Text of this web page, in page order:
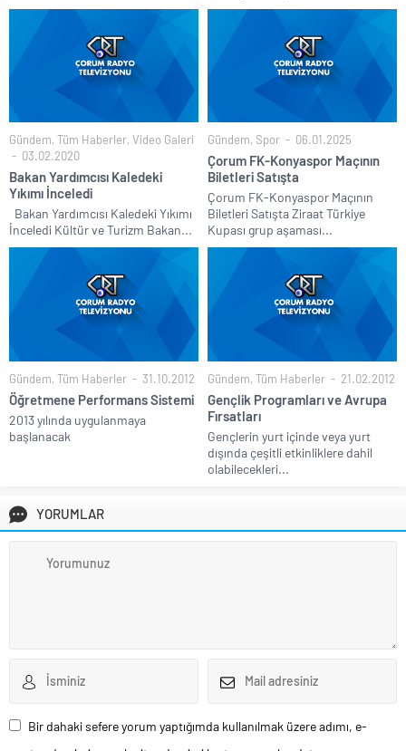
Gündem, Tüm Haberler, Video Galeri
03.02.2020
Bakan Yardımcısı Kaledeki
Yıkımı İnceledi
Bakan Yardımcısı Kaledeki Yıkımı
İnceledi Kültür ve Turizm Bakan...
Gündem, Spor 06.01.2025
Çorum FK-Konyaspor Maçının
Biletleri Satışta
Çorum FK-Konyaspor Maçının
Biletleri Satışta Ziraat Türkiye
Kupası grup aşaması...
Gündem, Tüm Haberler 31.10.2012
Öğretmene Performans Sistemi
2013 yılında uygulanmaya
başlanacak
Gündem, Tüm Haberler 21.02.2012
Gençlik Programları ve Avrupa
Fırsatları
Gençlerin yurt içinde veya yurt
dışında çeşitli etkinliklere dahil
olabilecekleri...
YORUMLAR
Bir dahaki sefere yorum yaptığımda kullanılmak üzere adımı, e-